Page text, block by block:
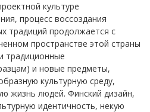
культуре
процесс воссоздания
традиций продолжается с
пространстве этой страны
традиционные
и новые предметы,
культурную среду,
жизнь людей. Финский дизайн,
идентичность, некую